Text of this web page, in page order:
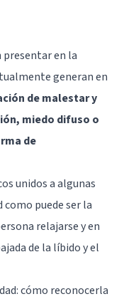
presentar en la
generan en
de malestar y
miedo difuso o
de
unidos a algunas
puede ser la
relajarse y en
de la líbido y el
cómo reconocerla